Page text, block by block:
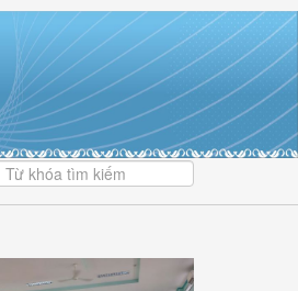
tỷ lệ người dân tham gia bảo hiểm y tế